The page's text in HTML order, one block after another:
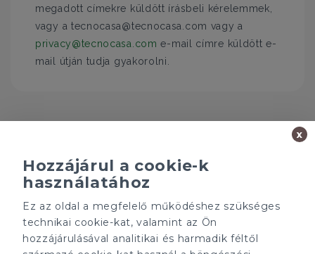
megadott címekre küldött írásbeli kérelemmek,
vagy a tecnocasa@tecnocasa.com vagy a
privacy@tecnocasa.com e-mail címre küldött e-
mail útján tudja gyakorolni.
Minden ügynökségnek saját tulajdonosa van és önállóan
működik.
ÁRFOLYAM 07/08/2026
Hozzájárul a cookie-k
használatához
Ez az oldal a megfelelő működéshez szükséges
technikai cookie-kat, valamint az Ön
hozzájárulásával analitikai és harmadik féltől
x